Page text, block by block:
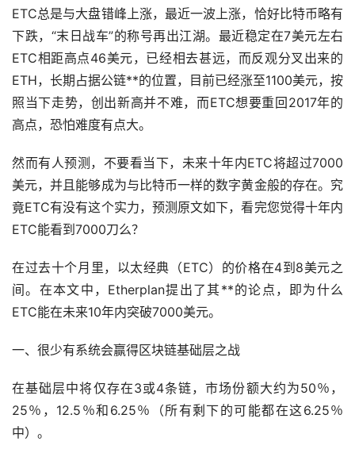
ETC总是与大盘错峰上涨，最近一波上涨，恰好比特币略有
下跌，“末日战车”的称号再出江湖。最近稳定在7美元左右
ETC相距高点46美元，已经相去甚远，而反观分叉出来的
ETH，长期占据公链**的位置，目前已经涨至1100美元，按
照当下走势，创出新高并不难，而ETC想要重回2017年的
高点，恐怕难度有点大。
然而有人预测，不要看当下，未来十年内ETC将超过7000
美元，并且能够成为与比特币一样的数字黄金般的存在。究
竟ETC有没有这个实力，预测原文如下，看完您觉得十年内
ETC能看到7000刀么？
在过去十个月里，以太经典（ETC）的价格在4到8美元之
间。在本文中，Etherplan提出了其**的论点，即为什么
ETC能在未来10年内突破7000美元。
一、很少有系统会赢得区块链基础层之战
在基础层中将仅存在3或4条链，市场份额大约为50％，
25％，12.5％和6.25％（所有剩下的可能都在这6.25％
中）。